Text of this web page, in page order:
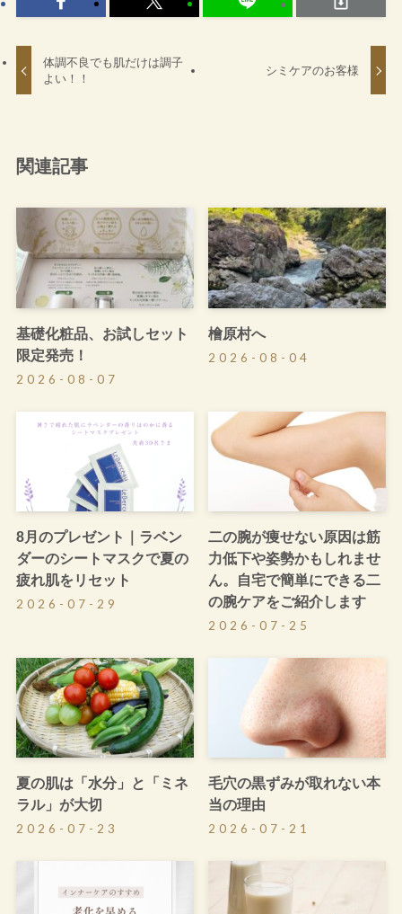
体調不良でも肌だけは調子
よい！！
シミケアのお客様
関連記事
基礎化粧品、お試しセット
限定発売！
2026-08-07
檜原村へ
2026-08-04
8月のプレゼント｜ラベン
ダーのシートマスクで夏の
疲れ肌をリセット
2026-07-29
二の腕が痩せない原因は筋
力低下や姿勢かもしれませ
ん。自宅で簡単にできる二
の腕ケアをご紹介します
2026-07-25
夏の肌は「水分」と「ミネ
ラル」が大切
2026-07-23
毛穴の黒ずみが取れない本
当の理由
2026-07-21